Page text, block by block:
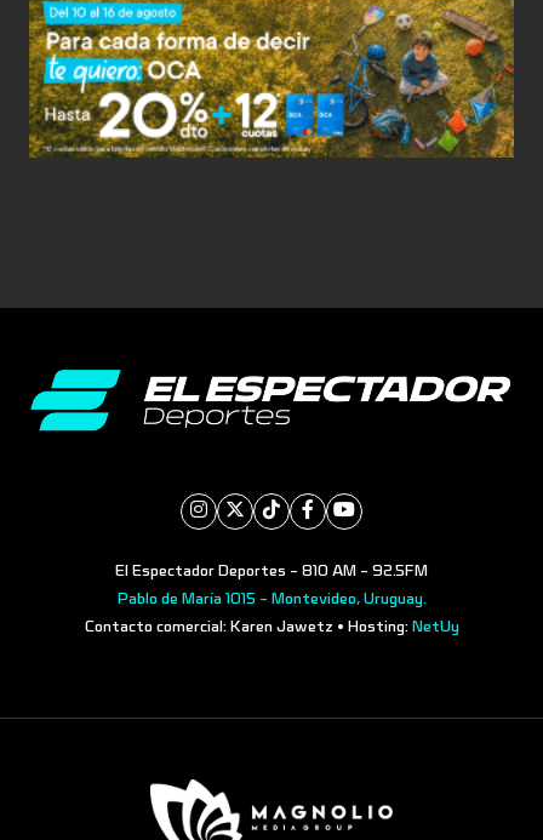
El Espectador Deportes - 810 AM - 92.5FM
Pablo de María 1015 - Montevideo, Uruguay.
Contacto comercial: Karen Jawetz • Hosting: NetUy